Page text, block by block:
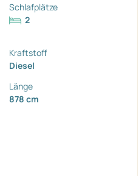
Schlafplätze
2
Kraftstoff
Diesel
Länge
878 cm